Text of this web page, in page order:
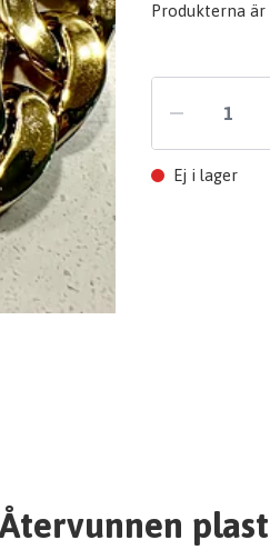
Produkterna är
Ej i lager
plast